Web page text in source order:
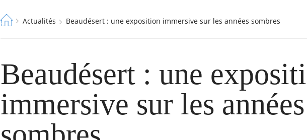
Fil
Actualités Beaudésert : une exposition immersive sur les années sombres
Beaudésert : une
immersive sur les années